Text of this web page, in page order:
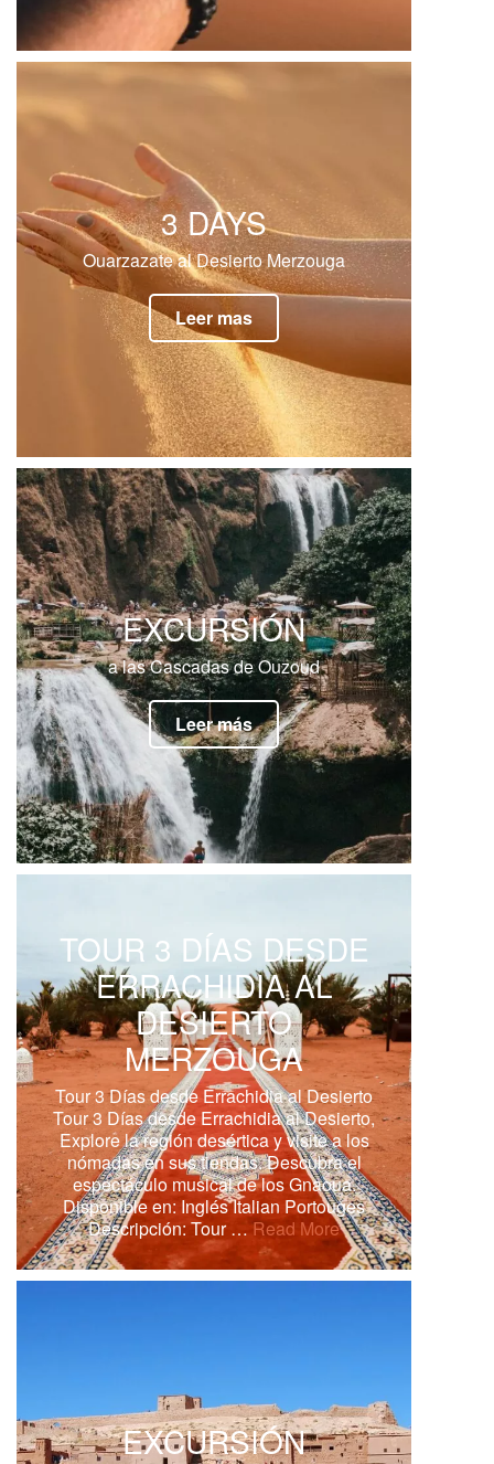
3 DAYS
Ouarzazate al Desierto Merzouga
Leer mas
EXCURSIÓN
a las Cascadas de Ouzoud
Leer más
TOUR 3 DÍAS DESDE
ERRACHIDIA AL
DESIERTO
MERZOUGA
Tour 3 Días desde Errachidia al Desierto
Tour 3 Días desde Errachidia al Desierto,
Explore la región desértica y visite a los
nómadas en sus tiendas. Descubra el
espectáculo musical de los Gnaoua.
Disponible en: Inglés Italian Portouges
Descripción: Tour …Read More
EXCURSIÓN